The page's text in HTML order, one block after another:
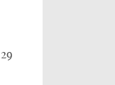
29